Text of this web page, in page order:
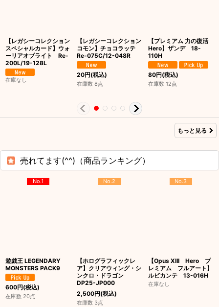
【レガシーコレクション
スペシャルカード】ウォ
ーリアオブライト Re-
200L/19-128L
在庫なし
【レガシーコレクション
コモン】チョコラッテ
Re-075C/12-048R
20円(税込)
在庫数 8点
【プレミアム 力の復活
Hero】ザンデ 18-
110H
80円(税込)
在庫数 12点
もっと見る
売れてます(^^)（商品ランキング）
No.1
遊戯王 LEGENDARY
MONSTERS PACK9
600円(税込)
在庫数 20点
No.2
【ホログラフィックレ
ア】クリアウィング・シ
ンクロ・ドラゴン
DP25-JP000
2,500円(税込)
在庫数 3点
No.3
【Opus XIII Hero プ
レミアム フルアート】
ルビカンテ 13-016H
在庫なし